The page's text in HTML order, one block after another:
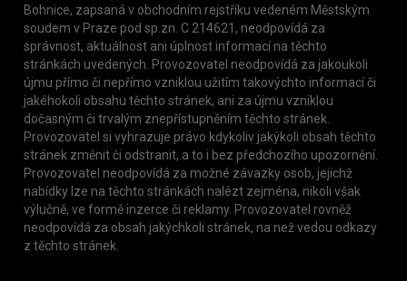
Bohnice, zapsaná v obchodním rejstříku vedeném Městským
soudem v Praze pod sp.zn. C 214621, neodpovídá za
správnost, aktuálnost ani úplnost informací na těchto
stránkách uvedených. Provozovatel neodpovídá za jakoukoli
újmu přímo či nepřímo vzniklou užitím takovýchto informací či
jakéhokoli obsahu těchto stránek, ani za újmu vzniklou
dočasným či trvalým znepřístupněním těchto stránek.
Provozovatel si vyhrazuje právo kdykoliv jakýkoli obsah těchto
stránek změnit či odstranit, a to i bez předchozího upozornění.
Provozovatel neodpovídá za možné závazky osob, jejichž
nabídky lze na těchto stránkách nalézt zejména, nikoli však
výlučně, ve formě inzerce či reklamy. Provozovatel rovněž
neodpovídá za obsah jakýchkoli stránek, na než vedou odkazy
z těchto stránek.